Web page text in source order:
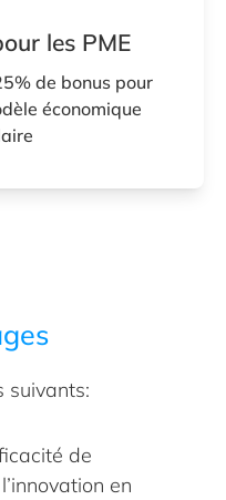
les PME
de bonus pour
économique
suivants:
de
en